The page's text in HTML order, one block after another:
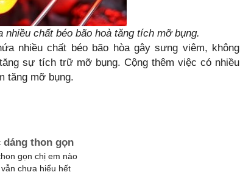
nhiều chất béo bão hoà tăng tích mỡ bụng.
nhiều chất béo bão hòa gây sưng viêm, không
sự tích trữ mỡ bụng. Cộng thêm việc có nhiều
tăng mỡ bụng.
dáng thon gọn
gọn chị em nào
chưa hiểu hết